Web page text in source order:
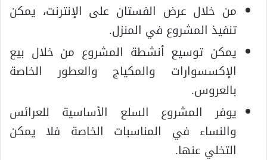
من خلال عرض الفستان على الإنترنت، يمكن
تنفيذ المشروع في المنزل.
يمكن توسيع أنشطة المشروع من خلال بيع
الإكسسوارات والمكياج والعطور الخاصة
بالعروس.
يوفر المشروع السلع الأساسية للعرائس
والنساء في المناسبات الخاصة فلا يمكن
التخلي عنها.